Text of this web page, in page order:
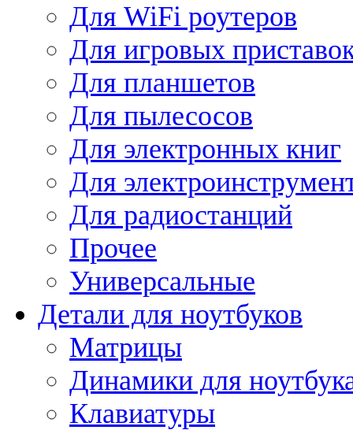
Для WiFi роутеров
Для игровых
Для планшетов
Для пылесосов
Для электронных книг
Для
Для радиостанций
Прочее
Универсальные
Детали для ноутбуков
Матрицы
Динамики для
Клавиатуры